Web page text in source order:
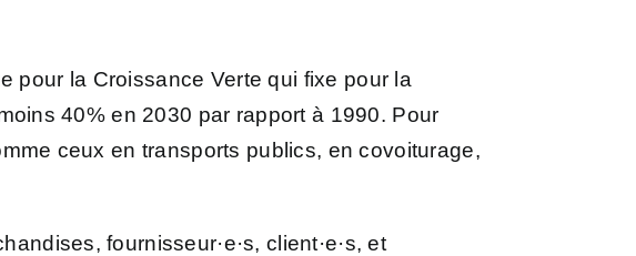
pour la Croissance Verte qui fixe pour la
40% en 2030 par rapport à 1990. Pour
ceux en transports publics, en covoiturage,
fournisseur·e·s, client·e·s, et